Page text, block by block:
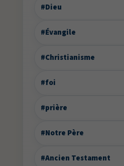
#Dieu
#Évangile
#Christianisme
#foi
#prière
#Notre Père
#Ancien Testament